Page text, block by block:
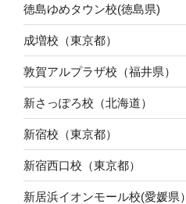
徳島ゆめタウン校(徳島県)
成増校（東京都）
敦賀アルプラザ校（福井県）
新さっぽろ校（北海道）
新宿校（東京都）
新宿西口校（東京都）
新居浜イオンモール校(愛媛県）